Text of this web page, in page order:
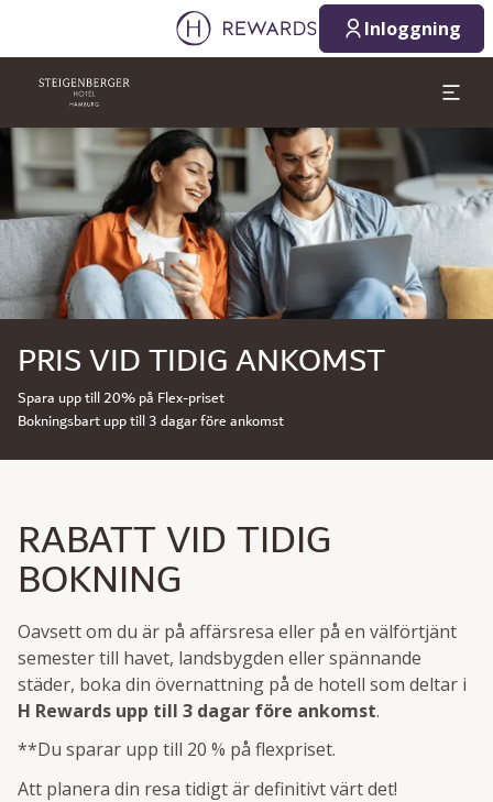
Inloggning
Bild 1 av 1
PRIS VID TIDIG ANKOMST
Spara upp till 20% på Flex-priset
Bokningsbart upp till 3 dagar före ankomst
RABATT VID TIDIG
BOKNING
Oavsett om du är på affärsresa eller på en välförtjänt
semester till havet, landsbygden eller spännande
städer, boka din övernattning på de hotell som deltar i
H Rewards upp till 3 dagar före ankomst.
**Du sparar upp till 20 % på flexpriset.
Att planera din resa tidigt är definitivt värt det!